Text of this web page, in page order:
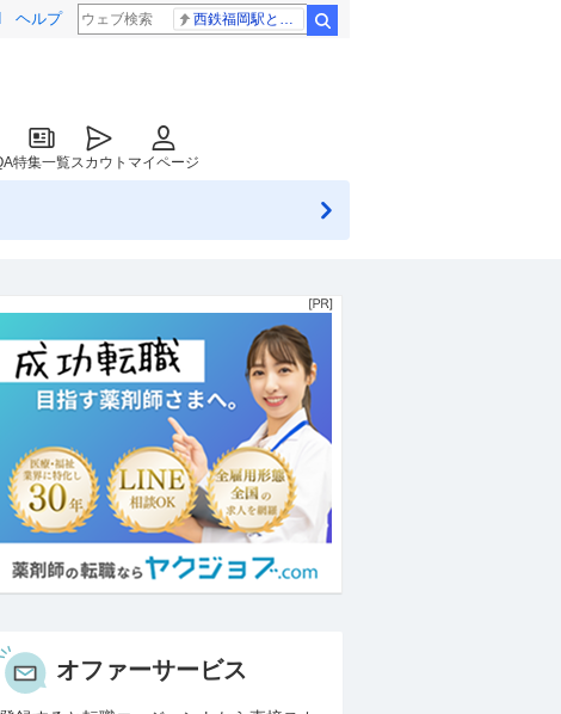
ヘルプ
特集一覧スカウト マイページ
オファーサービス